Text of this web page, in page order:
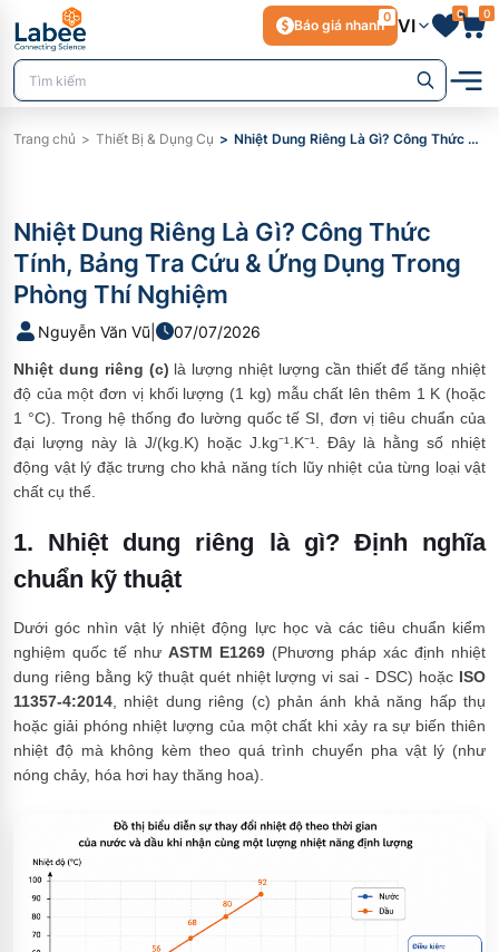
Báo giá nhanh
0 VI
0 0
Trang chủ Thiết Bị & Dụng Cụ Nhiệt Dung Riêng Là Gì? Công Thức Tính, Bảng Tra Cứu & Ứng Dụng Trong Phòng Thí Nghiệm
Nhiệt Dung Riêng Là Gì? Công Thức
Tính, Bảng Tra Cứu & Ứng Dụng Trong
Phòng Thí Nghiệm
Nguyễn Văn Vũ 07/07/2026
Nhiệt dung riêng (c) là lượng nhiệt lượng cần thiết để tăng nhiệt
độ của một đơn vị khối lượng (1 kg) mẫu chất lên thêm 1 K (hoặc
1 °C). Trong hệ thống đo lường quốc tế SI, đơn vị tiêu chuẩn của
đại lượng này là J/(kg.K) hoặc J.kg⁻¹.K⁻¹. Đây là hằng số nhiệt
động vật lý đặc trưng cho khả năng tích lũy nhiệt của từng loại vật
chất cụ thể.
1. Nhiệt dung riêng là gì? Định nghĩa
chuẩn kỹ thuật
Dưới góc nhìn vật lý nhiệt động lực học và các tiêu chuẩn kiểm
nghiệm quốc tế như ASTM E1269 (Phương pháp xác định nhiệt
dung riêng bằng kỹ thuật quét nhiệt lượng vi sai - DSC) hoặc ISO
11357-4:2014 , nhiệt dung riêng (c) phản ánh khả năng hấp thụ
hoặc giải phóng nhiệt lượng của một chất khi xảy ra sự biến thiên
nhiệt độ mà không kèm theo quá trình chuyển pha vật lý (như
nóng chảy, hóa hơi hay thăng hoa).